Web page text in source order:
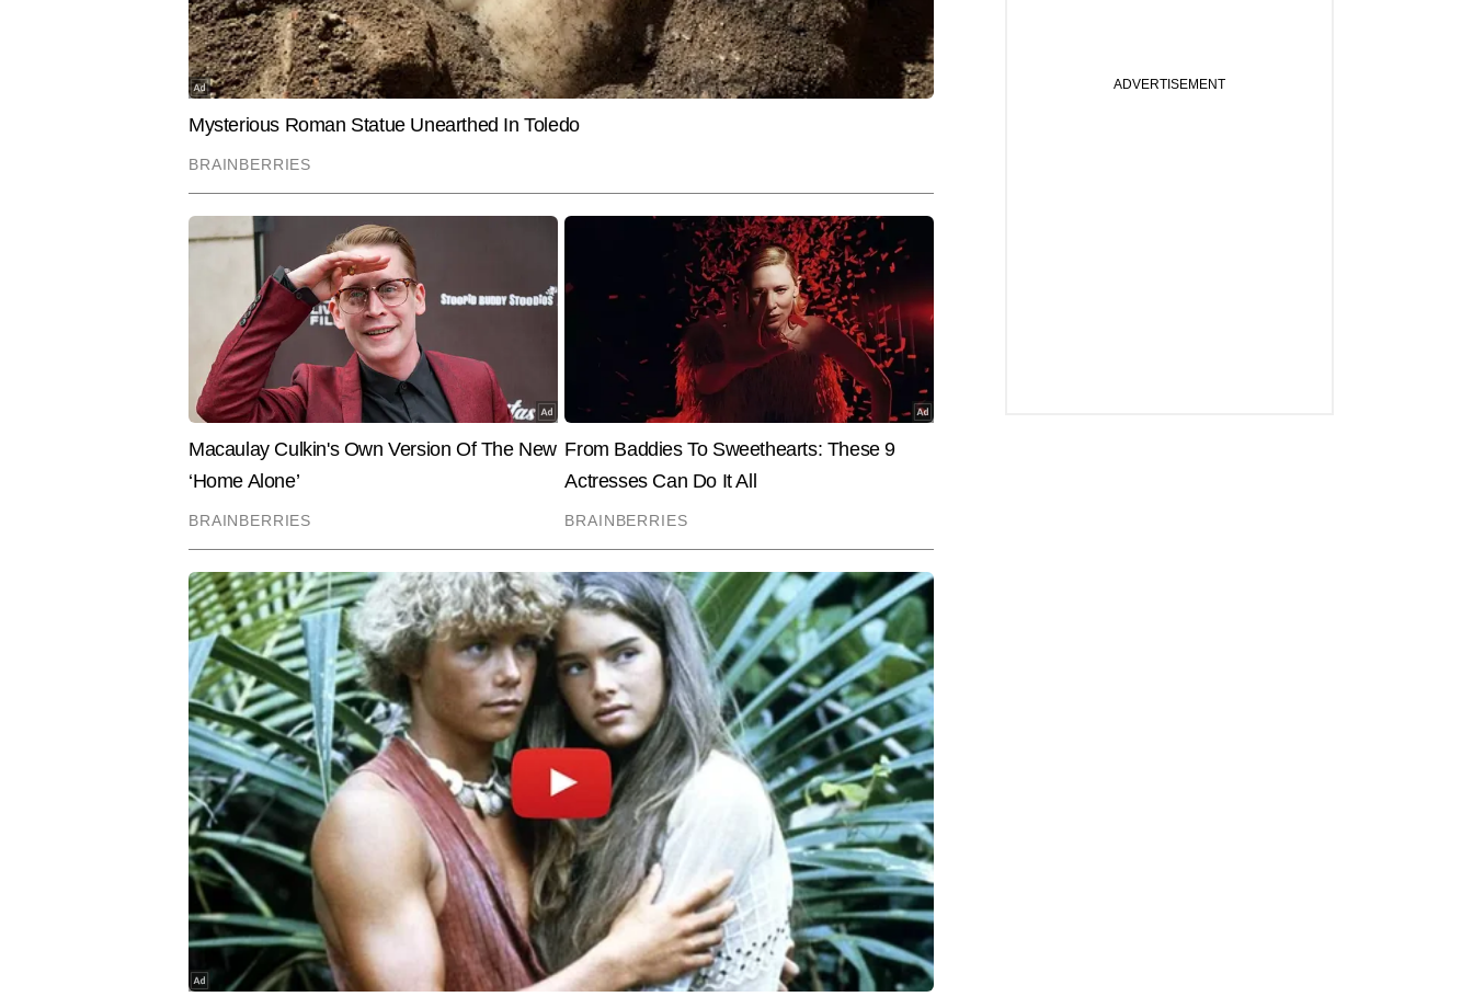
प्रदीप पाण्डेय AUTHOR
प्रदीप पाण्डेय टाइम्स नाउ नवभारत डिजिटल में टेक और ऑटो बीट पर कंटेंट तैयार करते हैं। डिजिटल मीडिया में 10 वर्षों के
अनुभव के साथ प्रदीप तकनीक की दुनिया को समझने और उसे आम पाठकों तक सरल व उपयोगी रूप में पहुंचाने के लिए जाने जाते
हैं। प्रदीप अब तक 11,000 से अधिक आर्टिकल्स लिख चुके हैं। वह गैजेट रिव्यू, आर्टिफिशियल इंटेलिजेंस, टेक टिप्स और
नवीनतम टेक इनोवेशन पर लगातार काम करते हैं। एआई टूल्स पर एक्सपेरिमेंट करना, नए ऐप्स टेस्ट करना और टेक से जुड़े